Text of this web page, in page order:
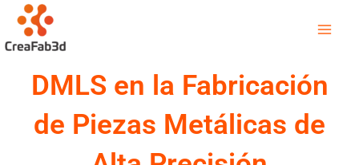
contenido
DMLS en la Fabricación
de Piezas Metálicas de